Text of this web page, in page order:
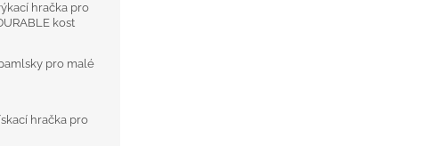
hračka pro
kost
pro malé
hračka pro